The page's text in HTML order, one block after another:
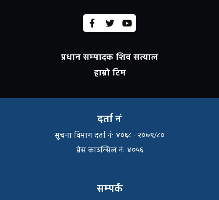
प्रधान सम्पादक शिव सत्याल
हाम्रो टिम
दर्ता नं
सूचना विभाग दर्ता नंः ४०६८ - २०७९/८०
प्रेस काउन्सिल नंः ४०५६
सम्पर्क